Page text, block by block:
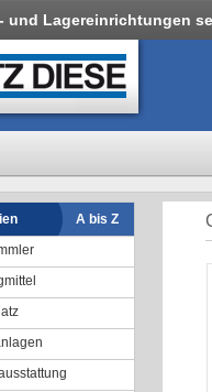
und Lagereinrichtungen
A bis Z